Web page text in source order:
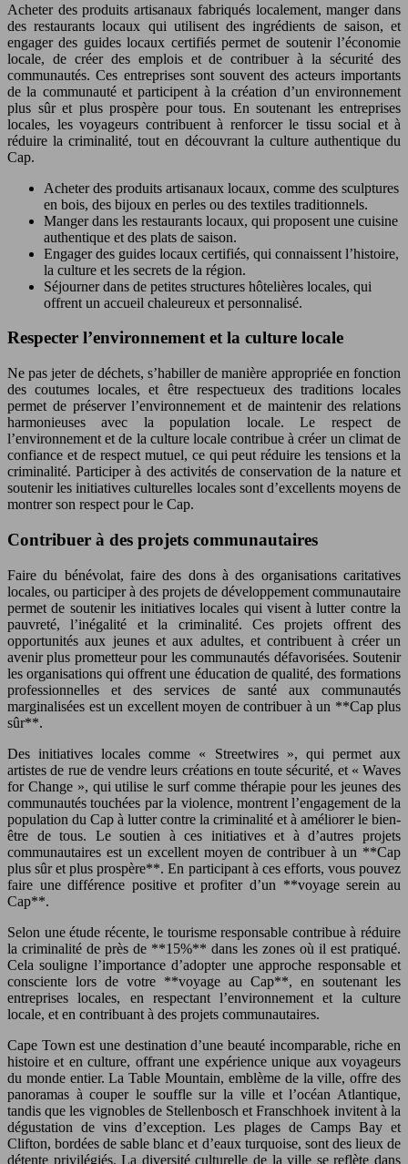
Acheter des produits artisanaux fabriqués localement, manger dans
des restaurants locaux qui utilisent des ingrédients de saison, et
engager des guides locaux certifiés permet de soutenir l’économie
locale, de créer des emplois et de contribuer à la sécurité des
communautés. Ces entreprises sont souvent des acteurs importants
de la communauté et participent à la création d’un environnement
plus sûr et plus prospère pour tous. En soutenant les entreprises
locales, les voyageurs contribuent à renforcer le tissu social et à
réduire la criminalité, tout en découvrant la culture authentique du
Cap.
Acheter des produits artisanaux locaux, comme des sculptures
en bois, des bijoux en perles ou des textiles traditionnels.
Manger dans les restaurants locaux, qui proposent une cuisine
authentique et des plats de saison.
Engager des guides locaux certifiés, qui connaissent l’histoire,
la culture et les secrets de la région.
Séjourner dans de petites structures hôtelières locales, qui
offrent un accueil chaleureux et personnalisé.
Respecter l’environnement et la culture locale
Ne pas jeter de déchets, s’habiller de manière appropriée en fonction
des coutumes locales, et être respectueux des traditions locales
permet de préserver l’environnement et de maintenir des relations
harmonieuses avec la population locale. Le respect de
l’environnement et de la culture locale contribue à créer un climat de
confiance et de respect mutuel, ce qui peut réduire les tensions et la
criminalité. Participer à des activités de conservation de la nature et
soutenir les initiatives culturelles locales sont d’excellents moyens de
montrer son respect pour le Cap.
Contribuer à des projets communautaires
Faire du bénévolat, faire des dons à des organisations caritatives
locales, ou participer à des projets de développement communautaire
permet de soutenir les initiatives locales qui visent à lutter contre la
pauvreté, l’inégalité et la criminalité. Ces projets offrent des
opportunités aux jeunes et aux adultes, et contribuent à créer un
avenir plus prometteur pour les communautés défavorisées. Soutenir
les organisations qui offrent une éducation de qualité, des formations
professionnelles et des services de santé aux communautés
marginalisées est un excellent moyen de contribuer à un **Cap plus
sûr**.
Des initiatives locales comme « Streetwires », qui permet aux
artistes de rue de vendre leurs créations en toute sécurité, et « Waves
for Change », qui utilise le surf comme thérapie pour les jeunes des
communautés touchées par la violence, montrent l’engagement de la
population du Cap à lutter contre la criminalité et à améliorer le bien-
être de tous. Le soutien à ces initiatives et à d’autres projets
communautaires est un excellent moyen de contribuer à un **Cap
plus sûr et plus prospère**. En participant à ces efforts, vous pouvez
faire une différence positive et profiter d’un **voyage serein au
Cap**.
Selon une étude récente, le tourisme responsable contribue à réduire
la criminalité de près de **15%** dans les zones où il est pratiqué.
Cela souligne l’importance d’adopter une approche responsable et
consciente lors de votre **voyage au Cap**, en soutenant les
entreprises locales, en respectant l’environnement et la culture
locale, et en contribuant à des projets communautaires.
Cape Town est une destination d’une beauté incomparable, riche en
histoire et en culture, offrant une expérience unique aux voyageurs
du monde entier. La Table Mountain, emblème de la ville, offre des
panoramas à couper le souffle sur la ville et l’océan Atlantique,
tandis que les vignobles de Stellenbosch et Franschhoek invitent à la
dégustation de vins d’exception. Les plages de Camps Bay et
Clifton, bordées de sable blanc et d’eaux turquoise, sont des lieux de
détente privilégiés. La diversité culturelle de la ville se reflète dans